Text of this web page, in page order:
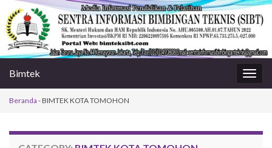
Bimtek
Beranda -BIMTEK KOTA TOMOHON